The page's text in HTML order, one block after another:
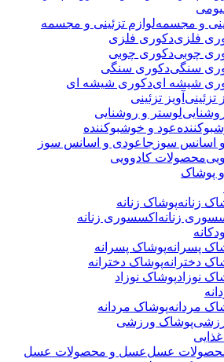
لوازم تزئینی و مجسمه
دکوری فلزی
دکوری چوبی
دکوری سنگی
دکوری شیشه ای
آویز تزئینی
لوستر و روشنایی
عود و خوشبوکننده
جاعودی و اسانس سوز
محصولات کادوویی
پوشاک
پوشاک زنانه
اکسسوری زنانه
پوشاک پسرانه
پوشاک دخترانه
پوشاک نوزاد
پوشاک مردانه
پوشاک ورزشی
عسل و محصولات عسل